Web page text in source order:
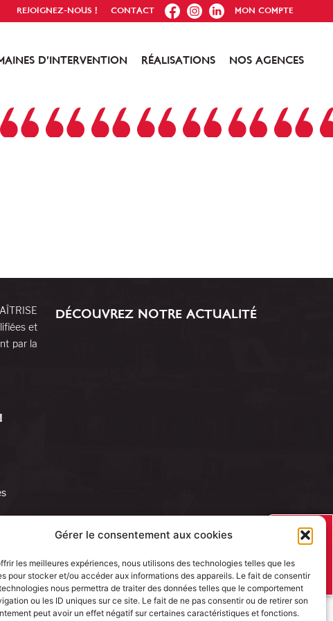
Gérer le consentement aux cookies
les meilleures expériences, nous utilisons des technologies telles que les
pour stocker et/ou accéder aux informations des appareils. Le fait de consentir
nous permettra de traiter des données telles que le comportement
ou les ID uniques sur ce site. Le fait de ne pas consentir ou de retirer son
peut avoir un effet négatif sur certaines caractéristiques et fonctions.
REJOIGNEZ-NOUS ! CONTACT FB IG IN MON COMPTE
D’INTERVENTION RÉALISATIONS NOS AGENCES
et
par la
DÉCOUVREZ NOTRE ACTUALITÉ
J’AI UN
PROJET